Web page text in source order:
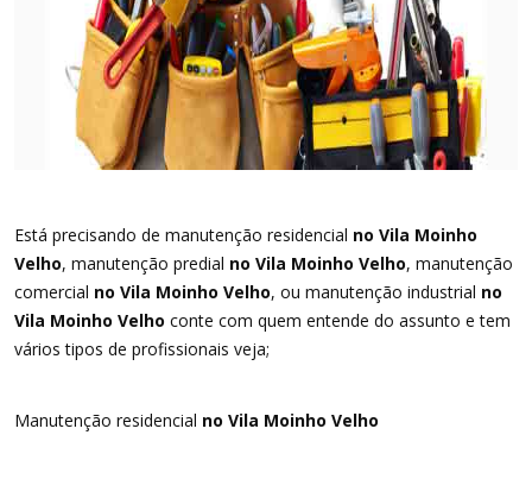
Está precisando de manutenção residencial no Vila Moinho
Velho, manutenção predial no Vila Moinho Velho, manutenção
comercial no Vila Moinho Velho, ou manutenção industrial no
Vila Moinho Velho conte com quem entende do assunto e tem
vários tipos de profissionais veja;
Manutenção residencial no Vila Moinho Velho